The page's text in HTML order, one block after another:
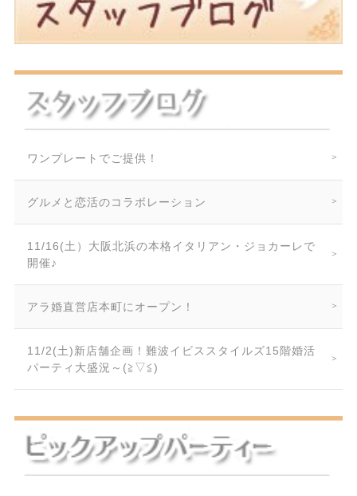
ワンプレートでご提供！
グルメと恋活のコラボレーション
11/16(土）大阪北浜の本格イタリアン・ジョカーレで
開催♪
アラ婚直営店本町にオープン！
11/2(土)新店舗企画！難波イビススタイルズ15階婚活
パーティ大盛況～(≧▽≦)